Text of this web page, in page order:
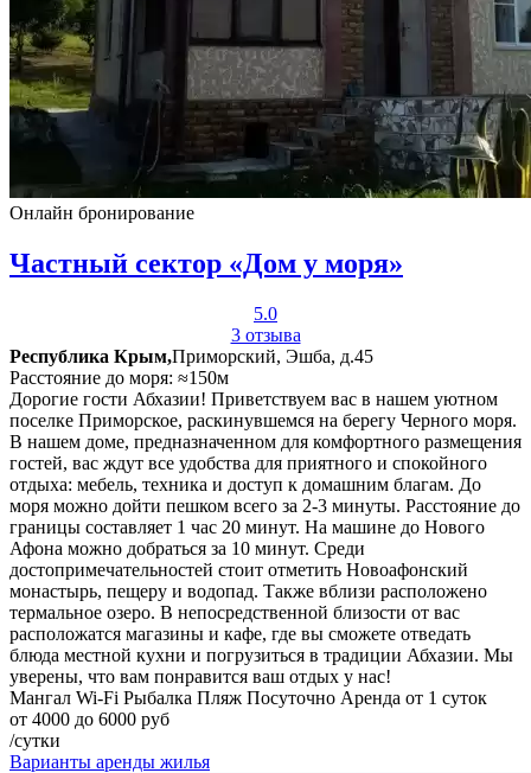
Онлайн бронирование
Частный сектор «Дом у моря»
5.0
3 отзыва
Республика Крым,Приморский, Эшба, д.45
Расстояние до моря: ≈150м
Дорогие гости Абхазии! Приветствуем вас в нашем уютном
поселке Приморское, раскинувшемся на берегу Черного моря.
В нашем доме, предназначенном для комфортного размещения
гостей, вас ждут все удобства для приятного и спокойного
отдыха: мебель, техника и доступ к домашним благам. До
моря можно дойти пешком всего за 2-3 минуты. Расстояние до
границы составляет 1 час 20 минут. На машине до Нового
Афона можно добраться за 10 минут. Среди
достопримечательностей стоит отметить Новоафонский
монастырь, пещеру и водопад. Также вблизи расположено
термальное озеро. В непосредственной близости от вас
расположатся магазины и кафе, где вы сможете отведать
блюда местной кухни и погрузиться в традиции Абхазии. Мы
уверены, что вам понравится ваш отдых у нас!
Мангал Wi-Fi Рыбалка Пляж Посуточно Аренда от 1 суток
от 4000 до 6000 руб
/сутки
Варианты аренды жилья